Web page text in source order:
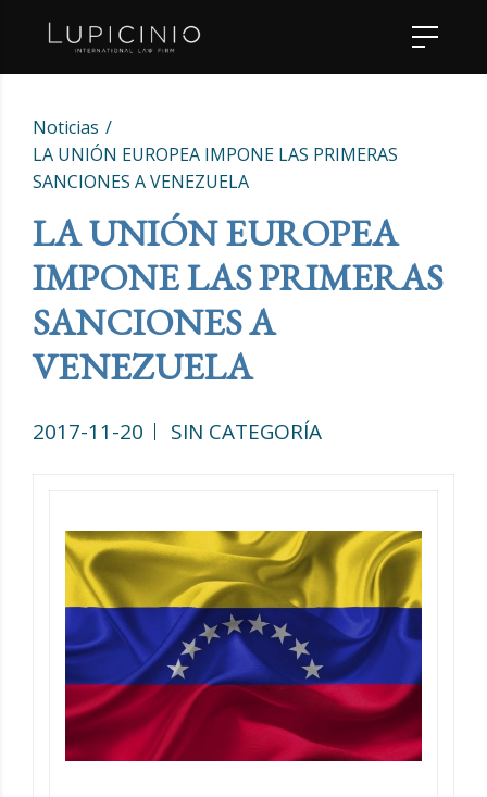
Noticias
LA UNIÓN EUROPEA IMPONE LAS PRIMERAS
SANCIONES A VENEZUELA
LA UNIÓN EUROPEA
IMPONE LAS PRIMERAS
SANCIONES A
VENEZUELA
2017-11-20 SIN CATEGORÍA